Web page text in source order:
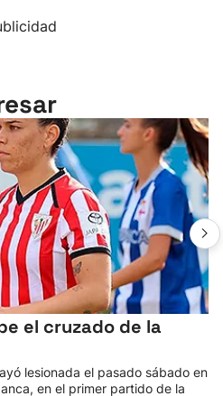
el cruzado de la
lesionada el pasado sábado en
en el primer partido de la